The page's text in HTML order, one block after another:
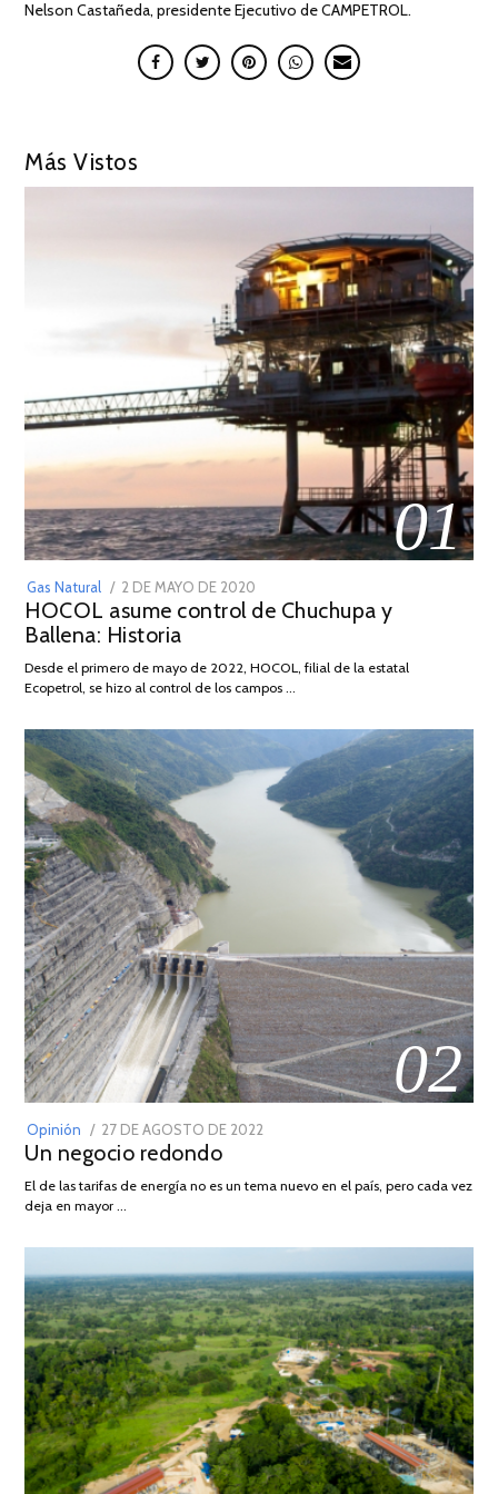
Nelson Castañeda, presidente Ejecutivo de CAMPETROL.
Más Vistos
01
Gas Natural
POSTED
ON
2 DE MAYO DE 2020
DE
2026
HOCOL asume control de Chuchupa y
Ballena: Historia
Desde el primero de mayo de 2022, HOCOL, filial de la estatal
Ecopetrol, se hizo al control de los campos …
02
Opinión
POSTED
ON
27 DE AGOSTO DE 2022
DE
Un negocio redondo
El de las tarifas de energía no es un tema nuevo en el país, pero cada vez
deja en mayor …